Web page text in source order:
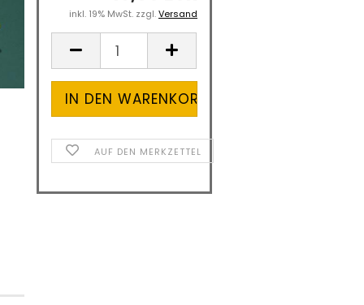
inkl. 19% MwSt. zzgl.Versand
AUF DEN MERKZETTEL